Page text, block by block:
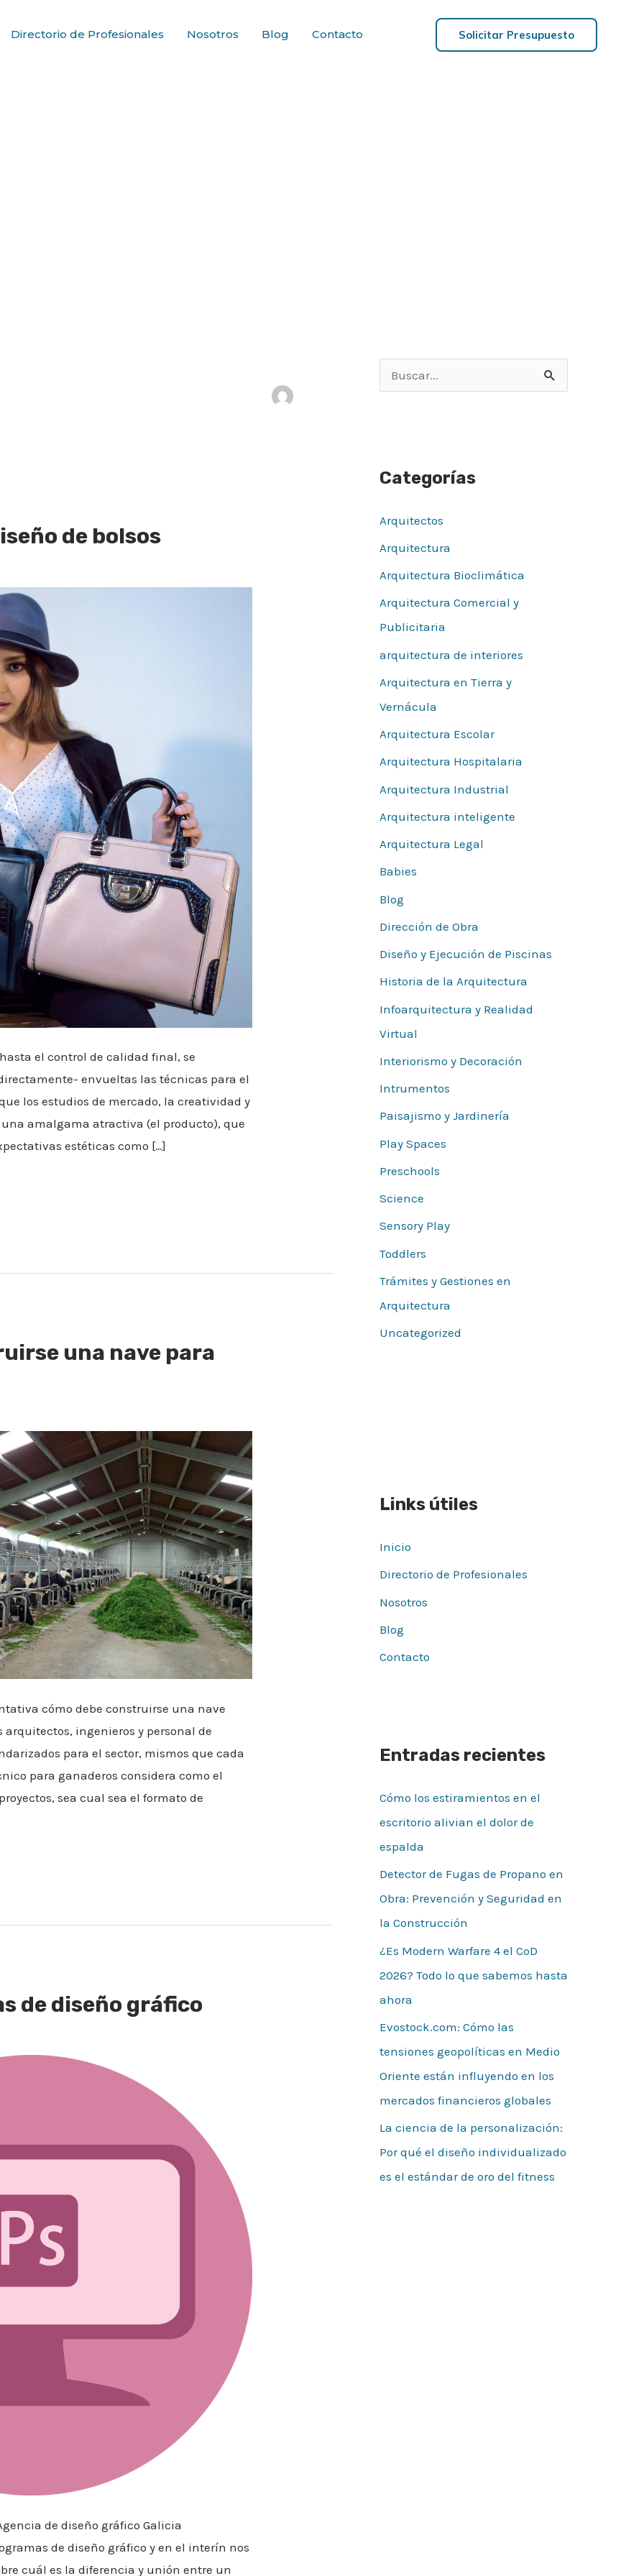
Directorio de Profesionales Nosotros Blog Contacto Solicitar Presupuesto
de bolsos
el control de calidad final, se
envueltas las técnicas para el
los estudios de mercado, la creatividad y
amalgama atractiva (el producto), que
estéticas como […]
una nave para
cómo debe construirse una nave
ingenieros y personal de
para el sector, mismos que cada
para ganaderos considera como el
sea cual sea el formato de
de diseño gráfico
de diseño gráfico Galicia
de diseño gráfico y en el interín nos
cuál es la diferencia y unión entre un
a
p
o
r
:
Categorías
Arquitectos
Arquitectura
Arquitectura Bioclimática
Arquitectura Comercial y
Publicitaria
arquitectura de interiores
Arquitectura en Tierra y
Vernácula
Arquitectura Escolar
Arquitectura Hospitalaria
Arquitectura Industrial
Arquitectura inteligente
Arquitectura Legal
Babies
Blog
Dirección de Obra
Diseño y Ejecución de Piscinas
Historia de la Arquitectura
Infoarquitectura y Realidad
Virtual
Interiorismo y Decoración
Intrumentos
Paisajismo y Jardinería
Play Spaces
Preschools
Science
Sensory Play
Toddlers
Trámites y Gestiones en
Arquitectura
Uncategorized
Links útiles
Inicio
Directorio de Profesionales
Nosotros
Blog
Contacto
Entradas recientes
Cómo los estiramientos en el
escritorio alivian el dolor de
espalda
Detector de Fugas de Propano en
Obra: Prevención y Seguridad en
la Construcción
¿Es Modern Warfare 4 el CoD
2026? Todo lo que sabemos hasta
ahora
Evostock.com: Cómo las
tensiones geopolíticas en Medio
Oriente están influyendo en los
mercados financieros globales
La ciencia de la personalización:
Por qué el diseño individualizado
es el estándar de oro del fitness